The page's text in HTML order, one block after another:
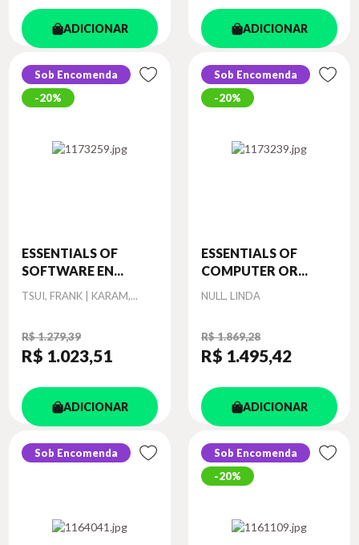
ADICIONAR ADICIONAR
Sob Encomenda
20%
ESSENTIALS OF
SOFTWARE EN...
Autor
TSUI, FRANK | KARAM,...
R$ 1.279,39
R$ 1.023,51
ADICIONAR
Sob Encomenda
20%
ESSENTIALS OF
COMPUTER OR...
Autor
NULL, LINDA
R$ 1.869,28
R$ 1.495,42
ADICIONAR
Sob Encomenda
Sob Encomenda
20%